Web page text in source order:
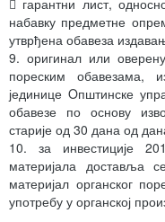
набавку предметне
утврђена обавеза
9. оригинал или
пореским обавезама,
јединице Oпштинске
обавезе по основу
старије од 30 дана од
10. за инвестиције
материјала доставља
материјал органског
употребу у органској